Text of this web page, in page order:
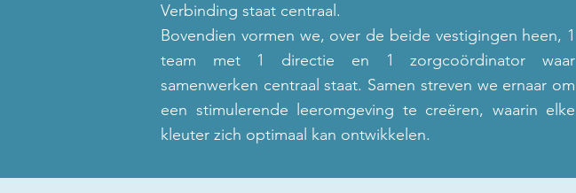
Verbinding staat centraal.
Bovendien vormen we, over de beide vestigingen heen, 1
team met 1 directie en 1 zorgcoördinator waar
samenwerken centraal staat. Samen streven we ernaar om
een stimulerende leeromgeving te creëren, waarin elke
kleuter zich optimaal kan ontwikkelen.